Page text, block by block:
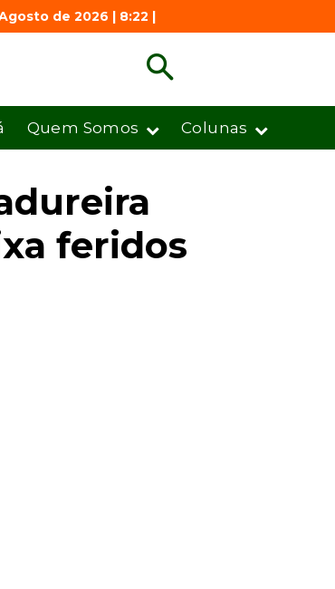
de 2026 | 8:22 |
Quem Somos Colunas
feridos